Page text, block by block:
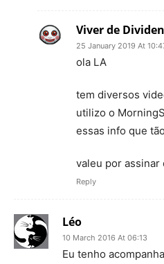
Viver de
25 January 2019 At
ola LA
tem diversos
utilizo o
essas info que
valeu por assinar
Reply
Léo
10 March 2016 At 06:13
Eu tenho